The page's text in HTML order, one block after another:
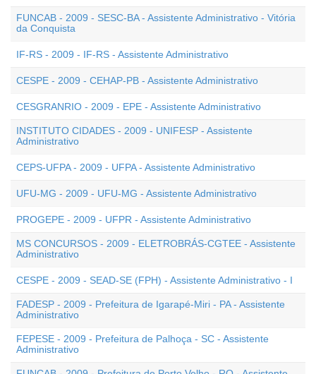
FUNCAB - 2009 - SESC-BA - Assistente Administrativo - Vitória
da Conquista
IF-RS - 2009 - IF-RS - Assistente Administrativo
CESPE - 2009 - CEHAP-PB - Assistente Administrativo
CESGRANRIO - 2009 - EPE - Assistente Administrativo
INSTITUTO CIDADES - 2009 - UNIFESP - Assistente
Administrativo
CEPS-UFPA - 2009 - UFPA - Assistente Administrativo
UFU-MG - 2009 - UFU-MG - Assistente Administrativo
PROGEPE - 2009 - UFPR - Assistente Administrativo
MS CONCURSOS - 2009 - ELETROBRÁS-CGTEE - Assistente
Administrativo
CESPE - 2009 - SEAD-SE (FPH) - Assistente Administrativo - I
FADESP - 2009 - Prefeitura de Igarapé-Miri - PA - Assistente
Administrativo
FEPESE - 2009 - Prefeitura de Palhoça - SC - Assistente
Administrativo